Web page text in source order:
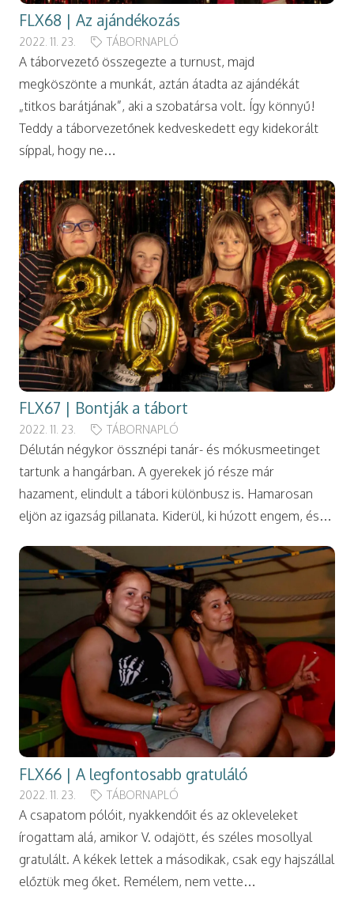
FLX68 | Az ajándékozás
2022. 11. 23. TÁBORNAPLÓ
A táborvezető összegezte a turnust, majd
megköszönte a munkát, aztán átadta az ajándékát
„titkos barátjának”, aki a szobatársa volt. Így könnyű!
Teddy a táborvezetőnek kedveskedett egy kidekorált
síppal, hogy ne…
FLX67 | Bontják a tábort
2022. 11. 23. TÁBORNAPLÓ
Délután négykor össznépi tanár- és mókusmeetinget
tartunk a hangárban. A gyerekek jó része már
hazament, elindult a tábori különbusz is. Hamarosan
eljön az igazság pillanata. Kiderül, ki húzott engem, és…
FLX66 | A legfontosabb gratuláló
2022. 11. 23. TÁBORNAPLÓ
A csapatom pólóit, nyakkendőit és az okleveleket
írogattam alá, amikor V. odajött, és széles mosollyal
gratulált. A kékek lettek a másodikak, csak egy hajszállal
előztük meg őket. Remélem, nem vette…